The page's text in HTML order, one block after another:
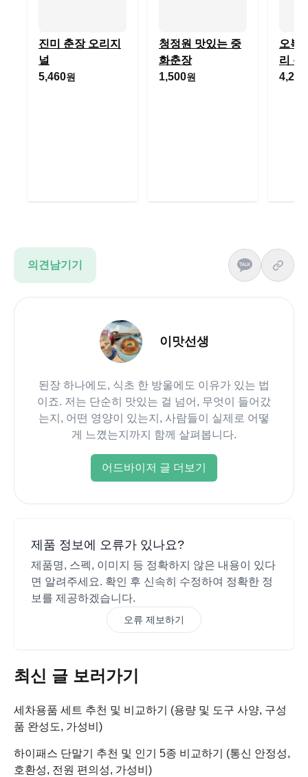
진미 춘장 오리지
널
5,460원
청정원 맛있는 중
화춘장
1,500원
오복
리 춘
4,290
의견남기기
이맛선생
된장 하나에도, 식초 한 방울에도 이유가 있는 법
이죠. 저는 단순히 맛있는 걸 넘어, 무엇이 들어갔
는지, 어떤 영양이 있는지, 사람들이 실제로 어떻
게 느꼈는지까지 함께 살펴봅니다.
어드바이저 글 더보기
제품 정보에 오류가 있나요?
제품명, 스펙, 이미지 등 정확하지 않은 내용이 있다
면 알려주세요. 확인 후 신속히 수정하여 정확한 정
보를 제공하겠습니다.
오류 제보하기
최신 글 보러가기
세차용품 세트 추천 및 비교하기 (용량 및 도구 사양, 구성
품 완성도, 가성비)
하이패스 단말기 추천 및 인기 5종 비교하기 (통신 안정성,
호환성, 전원 편의성, 가성비)